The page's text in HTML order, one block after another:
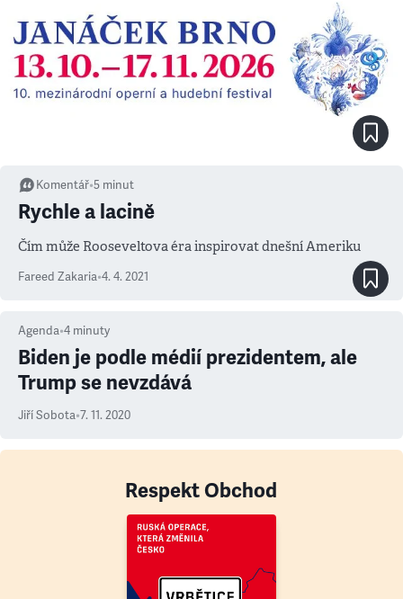
Komentář•5 minut
Rychle a lacině
Čím může Rooseveltova éra inspirovat dnešní Ameriku
Fareed Zakaria•4. 4. 2021
Agenda•4 minuty
Biden je podle médií prezidentem, ale
Trump se nevzdává
Jiří Sobota•7. 11. 2020
Respekt Obchod